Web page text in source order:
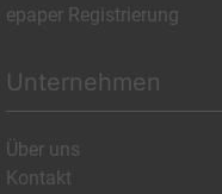
epaper Registrierung
Unternehmen
Über uns
Kontakt